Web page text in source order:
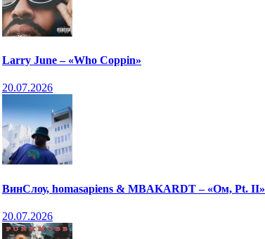
Larry June – «Who Coppin»
20.07.2026
ВинСлоу, homasapiens & MBAKARDT – «Ом, Pt. II»
20.07.2026